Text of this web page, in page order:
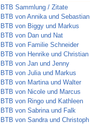
BTB Sammlung / Zitate
BTB von Annika und Sebastian
BTB von Biggy und Markus
BTB von Dan und Nat
BTB von Familie Schneider
BTB von Henrike und Christian
BTB von Jan und Jenny
BTB von Julia und Markus
BTB von Martina und Walter
BTB von Nicole und Marcus
BTB von Ringo und Kathleen
BTB von Sabrina und Falk
BTB von Sandra und Christoph